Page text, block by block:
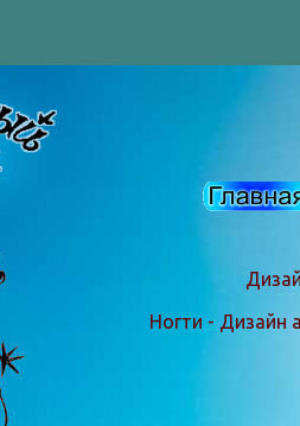
Ногти - Дизайн